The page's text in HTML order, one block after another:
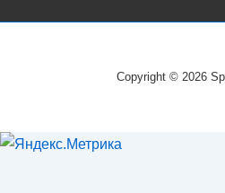
Copyright © 2026